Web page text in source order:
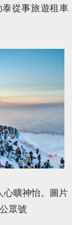
泰從事旅遊租車
心曠神怡。圖片
眾號